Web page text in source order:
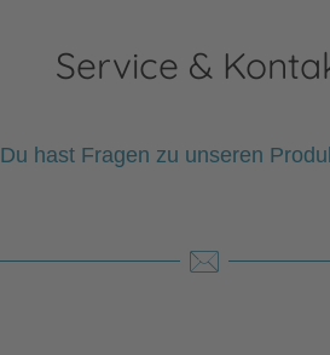
Service &
Du hast Fragen zu unseren